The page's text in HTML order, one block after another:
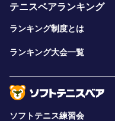
テニスベアランキング
ランキング制度とは
ランキング大会一覧
ソフトテニス練習会